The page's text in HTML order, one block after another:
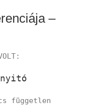
–
független